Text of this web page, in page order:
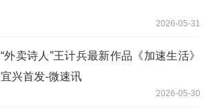
2026-05-31
“外卖诗人”王计兵最新作品《加速生活》
宜兴首发-微速讯
2026-05-30